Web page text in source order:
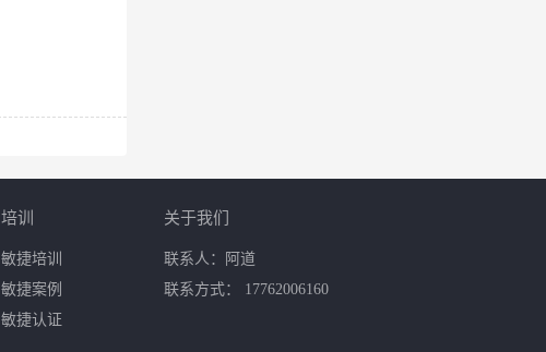
培训
敏捷培训
敏捷案例
敏捷认证
关于我们
联系人：阿道
联系方式： 17762006160